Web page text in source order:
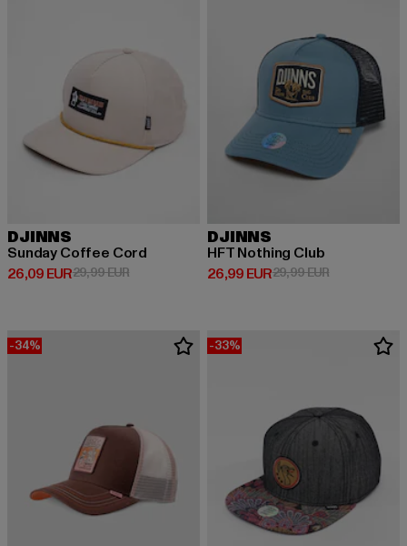
DJINNS
Sunday Coffee Cord
26,09 EUR
Derzeitiger Preis: 26,09 EUR
29,99 EURAktionspreis: 29,99 EUR
DJINNS
HFT Nothing Club
26,99 EUR
Derzeitiger Preis: 26,99 EUR
29,99 EURAktionspreis:
-34% -33%